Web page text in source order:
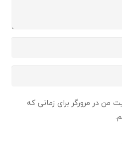
من در مرورگر برای زمانی که